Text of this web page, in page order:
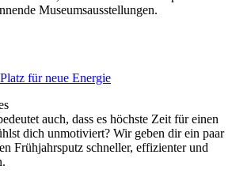
Museumsausstellungen.
für neue Energie
auch, dass es höchste Zeit für einen
dich unmotiviert? Wir geben dir ein paar
Frühjahrsputz schneller, effizienter und